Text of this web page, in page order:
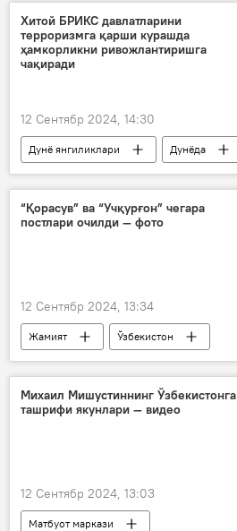
мукофот
Хитой БРИКС давлатларини
терроризмга қарши курашда
ҳамкорликни ривожлантиришга
чақиради
12 Сентябр 2024, 14:30
Дунё янгиликлари
Дунёда
Хитой
БРИКС (BRICS)
террорчилар
киберхавфсизлик
Ван И
Санкт-Петербург
“Қорасув” ва “Учқурғон” чегара
постлари очилди — фото
12 Сентябр 2024, 13:34
Жамият
Ўзбекистон
Қирғизистон
чегара
чегаралар очилиши
“Дўстлик” чегара божхона пости
Михаил Мишустиннинг Ўзбекистонга
ташрифи якунлари — видео
12 Сентябр 2024, 13:03
Матбуот маркази